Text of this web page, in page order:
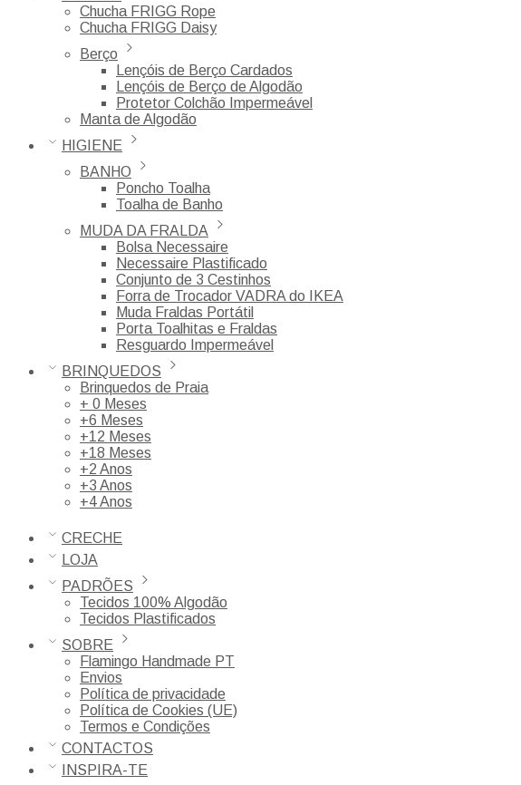
Chucha FRIGG Rope
Chucha FRIGG Daisy
Berço
Lençóis de Berço Cardados
Lençóis de Berço de Algodão
Protetor Colchão Impermeável
Manta de Algodão
HIGIENE
BANHO
Poncho Toalha
Toalha de Banho
MUDA DA FRALDA
Bolsa Necessaire
Necessaire Plastificado
Conjunto de 3 Cestinhos
Forra de Trocador VADRA do IKEA
Muda Fraldas Portátil
Porta Toalhitas e Fraldas
Resguardo Impermeável
BRINQUEDOS
Brinquedos de Praia
+ 0 Meses
+6 Meses
+12 Meses
+18 Meses
+2 Anos
+3 Anos
+4 Anos
CRECHE
LOJA
PADRÕES
Tecidos 100% Algodão
Tecidos Plastificados
SOBRE
Flamingo Handmade PT
Envios
Política de privacidade
Política de Cookies (UE)
Termos e Condições
CONTACTOS
INSPIRA-TE